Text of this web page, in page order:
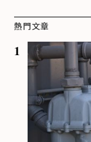
熱門文章
1